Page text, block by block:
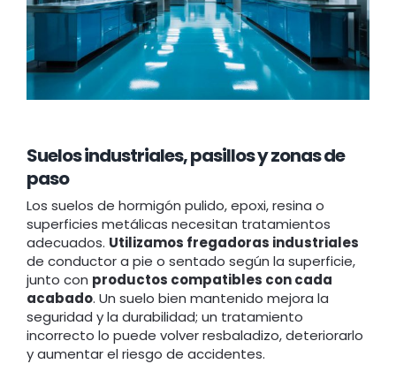
Suelos industriales, pasillos y zonas de
paso
Los suelos de hormigón pulido, epoxi, resina o
superficies metálicas necesitan tratamientos
adecuados. Utilizamos fregadoras industriales
de conductor a pie o sentado según la superficie,
junto con productos compatibles con cada
acabado. Un suelo bien mantenido mejora la
seguridad y la durabilidad; un tratamiento
incorrecto lo puede volver resbaladizo, deteriorarlo
y aumentar el riesgo de accidentes.